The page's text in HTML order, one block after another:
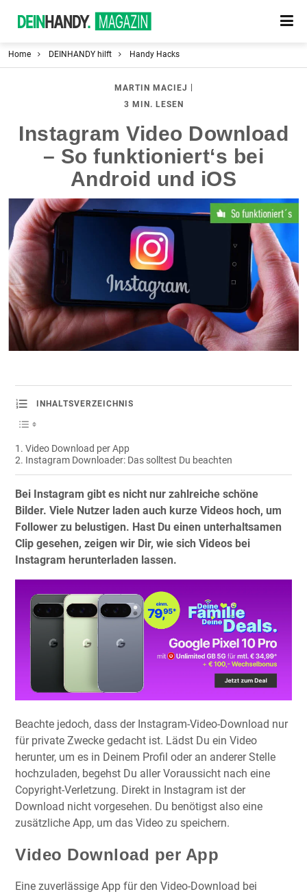
Home DEINHANDY hilft Handy Hacks
MARTIN MACIEJ
3 MIN. LESEN
Instagram Video Download
– So funktioniert‘s bei
Android und iOS
INHALTSVERZEICHNIS
Video Download per App
Instagram Downloader: Das solltest Du beachten
Bei Instagram gibt es nicht nur zahlreiche schöne
Bilder. Viele Nutzer laden auch kurze Videos hoch, um
Follower zu belustigen. Hast Du einen unterhaltsamen
Clip gesehen, zeigen wir Dir, wie sich Videos bei
Instagram herunterladen lassen.
Beachte jedoch, dass der Instagram-Video-Download nur
für private Zwecke gedacht ist. Lädst Du ein Video
herunter, um es in Deinem Profil oder an anderer Stelle
hochzuladen, begehst Du aller Voraussicht nach eine
Copyright-Verletzung. Direkt in Instagram ist der
Download nicht vorgesehen. Du benötigst also eine
zusätzliche App, um das Video zu speichern.
Video Download per App
Eine zuverlässige App für den Video-Download bei